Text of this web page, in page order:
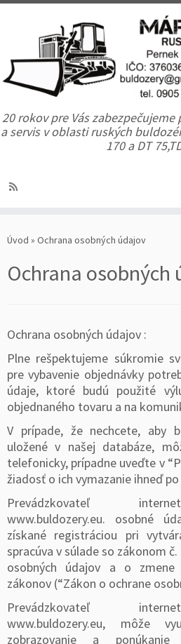
20 rokov pre Vás
a servis v oblasti ruských
170 a DT
Úvod » Ochrana osobných údajov
Ochrana osobných
Ochrana osobných údajov :
Plne rešpektujeme súkromie
pre vybavenie objednávky
údaje, ktoré budú použité
objednaného tovaru a na
V prípade, že nechcete, aby
uložené v našej databáze,
telefonicky, prípadne uveďte v
žiadosť o ich vymazanie ihneď po
Prevádzkovateľ
www.buldozery.eu. osobné
získané registráciou pri
spracúva v súlade so zákonom
osobných údajov a o
zákonov (“Zákon o ochrane
Prevádzkovateľ
www.buldozery.eu, môže
zobrazovanie a